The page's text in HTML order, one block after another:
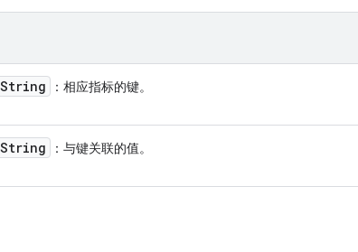
String ：相应指标的键。
String ：与键关联的值。